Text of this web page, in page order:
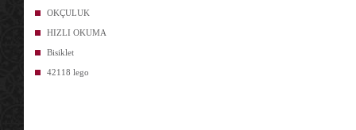
OKÇULUK
HIZLI OKUMA
Bisiklet
42118 lego